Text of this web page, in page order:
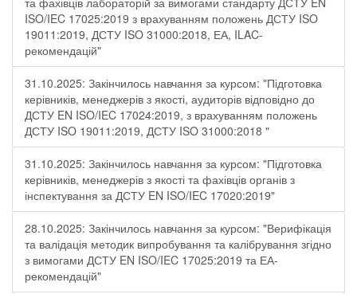
ISO/IEC 17025:2019 з врахуванням положень ДСТУ ISO
19011:2019, ДСТУ ISO 31000:2018, ЕА, ILAC-
рекомендацій"
31.10.2025: Закінчилось навчання за курсом: "Підготовка
керівників, менеджерів з якості, аудиторів відповідно до
ДСТУ EN ISO/IEC 17024:2019, з врахуванням положень
ДСТУ ISO 19011:2019, ДСТУ ISO 31000:2018 "
31.10.2025: Закінчилось навчання за курсом: "Підготовка
керівників, менеджерів з якості та фахівців органів з
інспектування за ДСТУ EN ISO/IEC 17020:2019"
28.10.2025: Закінчилось навчання за курсом: "Верифікація
та валідація методик випробування та калібрування згідно
з вимогами ДСТУ EN ISO/IEC 17025:2019 та ЕА-
рекомендацій"